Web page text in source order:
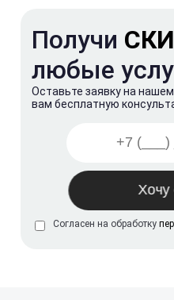
Получи
любые
Оставьте заявку на
вам бесплатную
Согласен на обработку